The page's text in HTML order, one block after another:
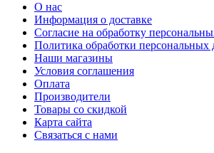
О нас
Информация о доставке
Согласие на обработку
Политика обработки персональных
Наши магазины
Условия соглашения
Оплата
Производители
Товары со скидкой
Карта сайта
Связаться с нами